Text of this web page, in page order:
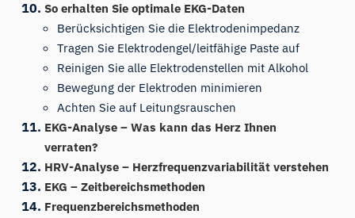
So erhalten Sie optimale EKG-Daten
Berücksichtigen Sie die Elektrodenimpedanz
Tragen Sie Elektrodengel/leitfähige Paste auf
Reinigen Sie alle Elektrodenstellen mit Alkohol
Bewegung der Elektroden minimieren
Achten Sie auf Leitungsrauschen
EKG-Analyse – Was kann das Herz Ihnen
verraten?
HRV-Analyse – Herzfrequenzvariabilität verstehen
EKG – Zeitbereichsmethoden
Frequenzbereichsmethoden